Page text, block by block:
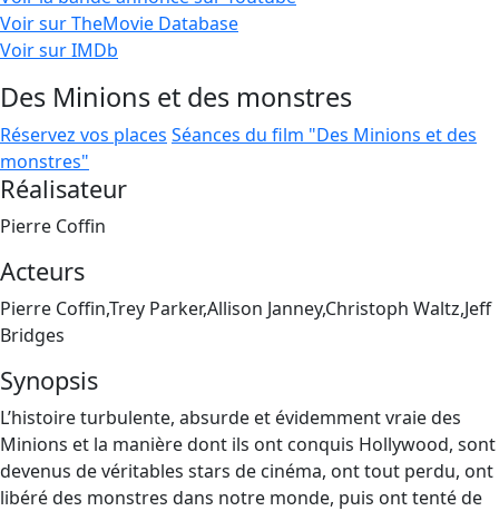
Voir sur TheMovie Database
Voir sur IMDb
Des Minions et des monstres
Réservez vos places Séances du film "Des Minions et des
monstres"
Réalisateur
Pierre Coffin
Acteurs
Pierre Coffin,Trey Parker,Allison Janney,Christoph Waltz,Jeff
Bridges
Synopsis
L’histoire turbulente, absurde et évidemment vraie des
Minions et la manière dont ils ont conquis Hollywood, sont
devenus de véritables stars de cinéma, ont tout perdu, ont
libéré des monstres dans notre monde, puis ont tenté de